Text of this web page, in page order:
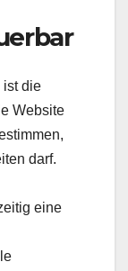
ist die
Website
darf.
eine